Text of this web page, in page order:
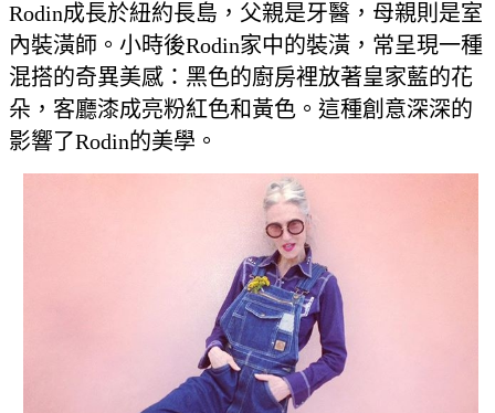
Rodin成長於紐約長島，父親是牙醫，母親則是室
內裝潢師。小時後Rodin家中的裝潢，常呈現一種
混搭的奇異美感：黑色的廚房裡放著皇家藍的花
朵，客廳漆成亮粉紅色和黃色。這種創意深深的
影響了Rodin的美學。